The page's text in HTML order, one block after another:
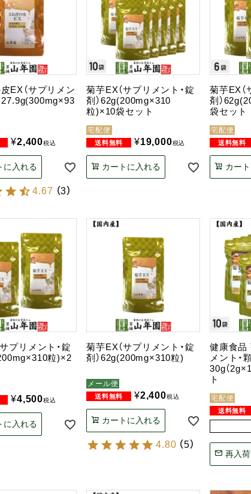
EX（サプリメン
27.9g(300mg×93
¥2,400税込
に入れる
4.67 （3）
菊芋EX（サプリメント・錠
剤）62g(200mg×310
粒)×10袋セット
宅配便
¥19,000税込
カートに入れる
菊芋EX（
剤）
袋セット
宅配便
カー
プリメント・錠
粒)×2
¥4,500税込
に入れる
菊芋EX（サプリメント・錠
剤）62g(200mg×310粒)
メール便
¥2,400税込
カートに入れる
4.80 （5）
健康食品
メント・
30g（
ト
宅配便
再入